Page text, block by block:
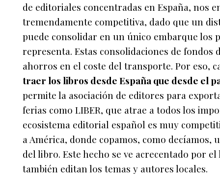
de editoriales concentradas en España, nos
tremendamente competitiva, dado que un
puede consolidar en un único embarque los
representa. Estas consolidaciones de
ahorros en el coste del transporte. Por eso,
traer los libros desde España que desde el
permite la asociación de editores para
ferias como LIBER, que atrae a todos los
ecosistema editorial español es muy
a América, donde copamos, como
del libro. Este hecho se ve acrecentado por
también editan los temas y autores locales.